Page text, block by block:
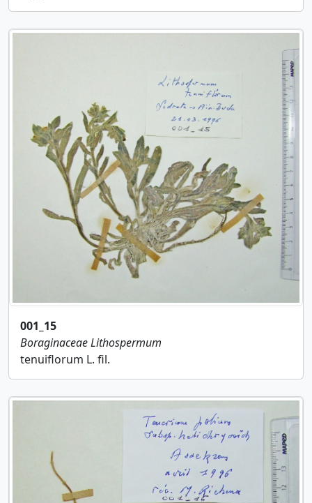
001_15
BoraginaceaeLithospermum
tenuiflorum L. fil.